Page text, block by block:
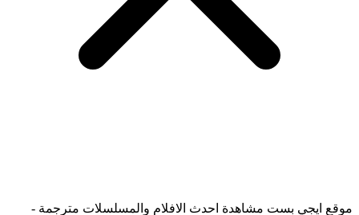
موقع ايجي بست مشاهدة احدث الافلام والمسلسلات مترجمة -